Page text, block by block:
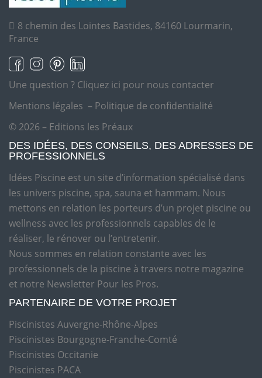
8 chemin des Lointes Bastides, 84160 Lourmarin,
France
Une question ? Cliquez ici pour nous contacter
Mentions légales – Politique de confidentialité
© 2026 – Editions les Préaux
DES IDÉES, DES CONSEILS, DES ADRESSES DE
PROFESSIONNELS
Idées Piscine est un site d’information spécialisé dans
les univers piscine, spa, sauna et hammam. Nous
mettons en relation les porteurs d’un projet piscine ou
wellness avec les professionnels capables de le
réaliser, le rénover ou l’entretenir.
Nous sommes en relation constante avec les
professionnels de la piscine à travers notre magazine
et notre Newsletter Pour les Pros.
PARTENAIRE DE VOTRE PROJET
Piscinistes Auvergne-Rhône-Alpes
Piscinistes Bourgogne-Franche-Comté
Piscinistes Occitanie
Piscinistes PACA